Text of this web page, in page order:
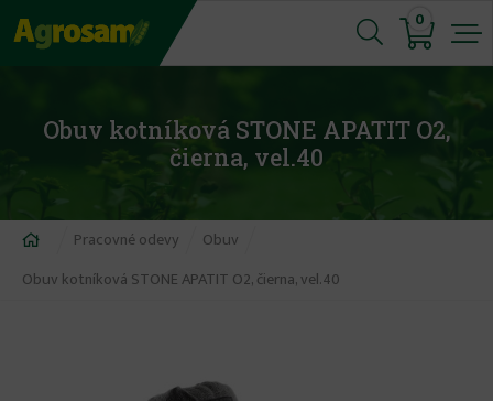
Jump
to
0
Obuv kotníková STONE APATIT O2,
čierna, vel.40
Nachádzate
sa
Pracovné odevy
Obuv
Obuv kotníková STONE APATIT O2, čierna, vel.40